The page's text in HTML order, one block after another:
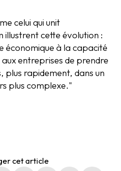
celui qui unit
illustrent cette évolution :
économique à la capacité
entreprises de prendre
plus rapidement, dans un
plus complexe."
cet article